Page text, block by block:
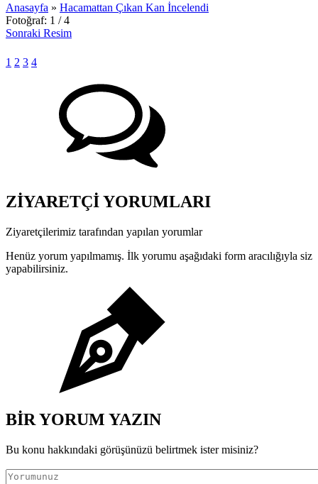
Anasayfa » Hacamattan Çıkan Kan İncelendi
Fotoğraf: 1 / 4
Sonraki Resim
1 2 3 4
ZİYARETÇİ YORUMLARI
Ziyaretçilerimiz tarafından yapılan yorumlar
Henüz yorum yapılmamış. İlk yorumu aşağıdaki form aracılığıyla siz
yapabilirsiniz.
BİR YORUM YAZIN
Bu konu hakkındaki görüşünüzü belirtmek ister misiniz?